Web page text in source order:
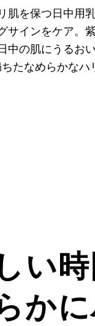
肌を保つ日中用乳
サインをケア。
中の肌にうるお
たなめらかなハ
い時
かに